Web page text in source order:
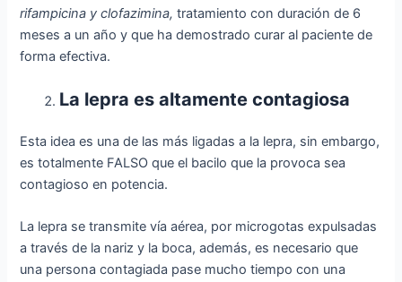
rifampicina y clofazimina,tratamiento con duración de 6
meses a un año y que ha demostrado curar al paciente de
forma efectiva.
La lepra es altamente contagiosa
Esta idea es una de las más ligadas a la lepra, sin embargo,
es totalmente FALSO que el bacilo que la provoca sea
contagioso en potencia.
La lepra se transmite vía aérea, por microgotas expulsadas
a través de la nariz y la boca, además, es necesario que
una persona contagiada pase mucho tiempo con una